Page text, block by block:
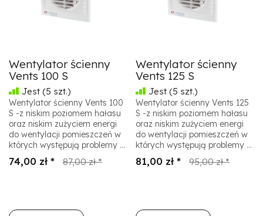
Wentylator ścienny
Vents 100 S
Jest (5 szt.)
Wentylator ścienny Vents 100
S -z niskim poziomem hałasu
oraz niskim zużyciem energi
do wentylacji pomieszczeń w
których występują problemy ...
74,00 zł * 87,00 zł *
Wentylator ścienny
Vents 125 S
Jest (5 szt.)
Wentylator ścienny Vents 125
S -z niskim poziomem hałasu
oraz niskim zużyciem energi
do wentylacji pomieszczeń w
których występują problemy ...
81,00 zł * 95,00 zł *